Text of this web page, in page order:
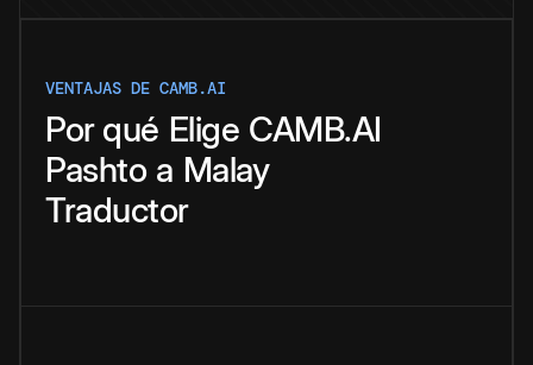
VENTAJAS DE CAMB.AI
Por qué Elige CAMB.AI
Pashto a Malay
Traductor